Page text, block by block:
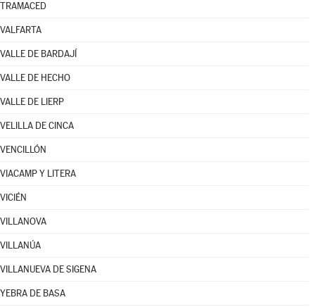
TRAMACED
VALFARTA
VALLE DE BARDAJÍ
VALLE DE HECHO
VALLE DE LIERP
VELILLA DE CINCA
VENCILLÓN
VIACAMP Y LITERA
VICIÉN
VILLANOVA
VILLANÚA
VILLANUEVA DE SIGENA
YEBRA DE BASA